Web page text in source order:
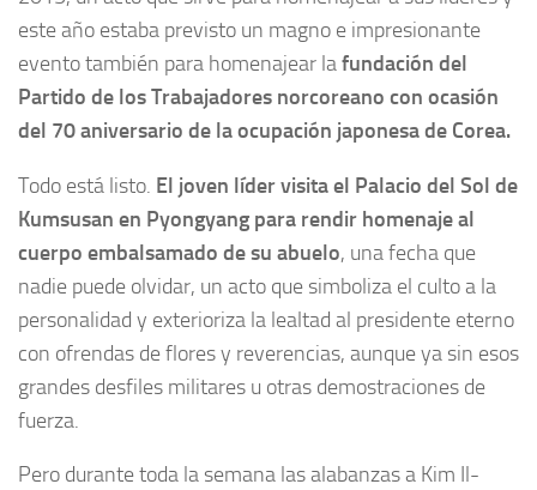
este año estaba previsto un magno e impresionante
evento también para homenajear lafundación del
Partido de los Trabajadores norcoreano con ocasión
del 70 aniversario de la ocupación japonesa de Corea.
Todo está listo. El joven líder visita el Palacio del Sol de
Kumsusan en Pyongyang para rendir homenaje al
cuerpo embalsamado de su abuelo, una fecha que
nadie puede olvidar, un acto que simboliza el culto a la
personalidad y exterioriza la lealtad al presidente eterno
con ofrendas de flores y reverencias, aunque ya sin esos
grandes desfiles militares u otras demostraciones de
fuerza.
Pero durante toda la semana las alabanzas a Kim Il-